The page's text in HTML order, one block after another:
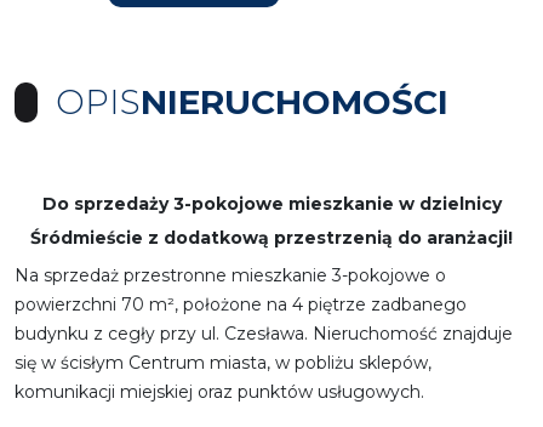
OPISNIERUCHOMOŚCI
Do sprzedaży 3-pokojowe mieszkanie w dzielnicy
Śródmieście z dodatkową przestrzenią do aranżacji!
Na sprzedaż przestronne mieszkanie 3-pokojowe o
powierzchni 70 m², położone na 4 piętrze zadbanego
budynku z cegły przy ul. Czesława. Nieruchomość znajduje
się w ścisłym Centrum miasta, w pobliżu sklepów,
komunikacji miejskiej oraz punktów usługowych.